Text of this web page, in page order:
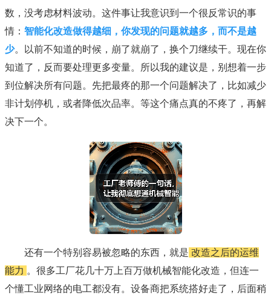
数，没考虑材料波动。这件事让我意识到一个很反常识的事
情： 智能化改造做得越细，你发现的问题就越多，而不是越
少。以前不知道的时候，崩了就崩了，换个刀继续干。现在你
知道了，反而要处理更多变量。所以我的建议是，别想着一步
到位解决所有问题。先把最疼的那一个问题解决了，比如减少
非计划停机，或者降低次品率。等这个痛点真的不疼了，再解
决下一个。
还有一个特别容易被忽略的东西，就是 改造之后的运维
能力 。很多工厂花几十万上百万做机械智能化改造，但连一
个懂工业网络的电工都没有。设备商把系统搭好走了，后面稍